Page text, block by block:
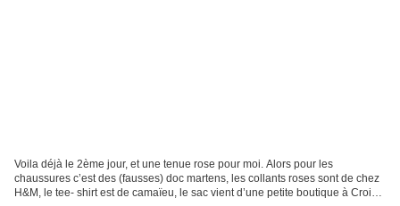
Voila déjà le 2ème jour, et une tenue rose pour moi. Alors pour les
chaussures c’est des (fausses) doc martens, les collants roses sont de chez
H&M, le tee- shirt est de camaïeu, le sac vient d’une petite boutique à Croix